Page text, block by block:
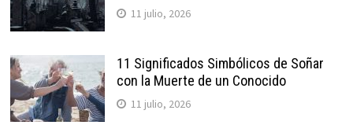
11 julio, 2026
11 Significados Simbólicos de Soñar
con la Muerte de un Conocido
11 julio, 2026